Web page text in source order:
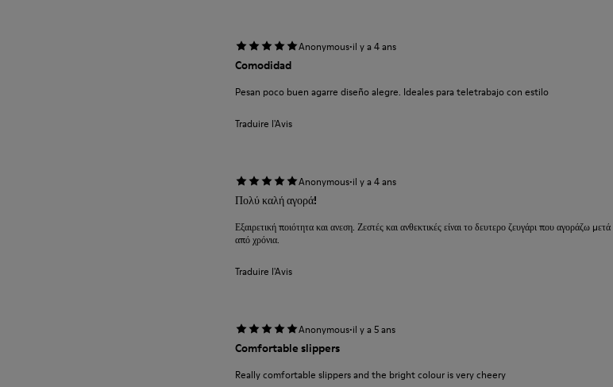
Anonymous·il y a 4 ans
Comodidad
Pesan poco buen agarre diseño alegre. Ideales para teletrabajo con estilo
Traduire l'Avis
Anonymous·il y a 4 ans
Πολύ καλή αγορά!
Εξαιρετική ποιότητα και ανεση. Ζεστές και ανθεκτικές είναι το δευτερο ζευγάρι που αγοράζω μετά
από χρόνια.
Traduire l'Avis
Anonymous·il y a 5 ans
Comfortable slippers
Really comfortable slippers and the bright colour is very cheery